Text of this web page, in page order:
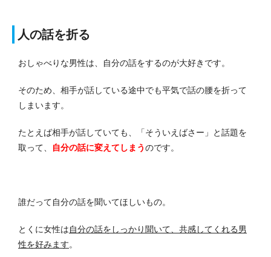
人の話を折る
おしゃべりな男性は、自分の話をするのが大好きです。
そのため、相手が話している途中でも平気で話の腰を折って
しまいます。
たとえば相手が話していても、「そういえばさー」と話題を
取って、
自分の話に変えてしまうのです。
誰だって自分の話を聞いてほしいもの。
とくに女性は自分の話をしっかり聞いて、共感してくれる男
性を好みます。